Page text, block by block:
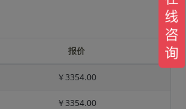
报价
￥3354.00
￥3354.00